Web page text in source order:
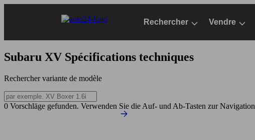
Rechercher Vendre
Subaru XV Spécifications techniques
Rechercher variante de modèle
0 Vorschläge gefunden. Verwenden Sie die Auf- und Ab-Tasten zur Navigation